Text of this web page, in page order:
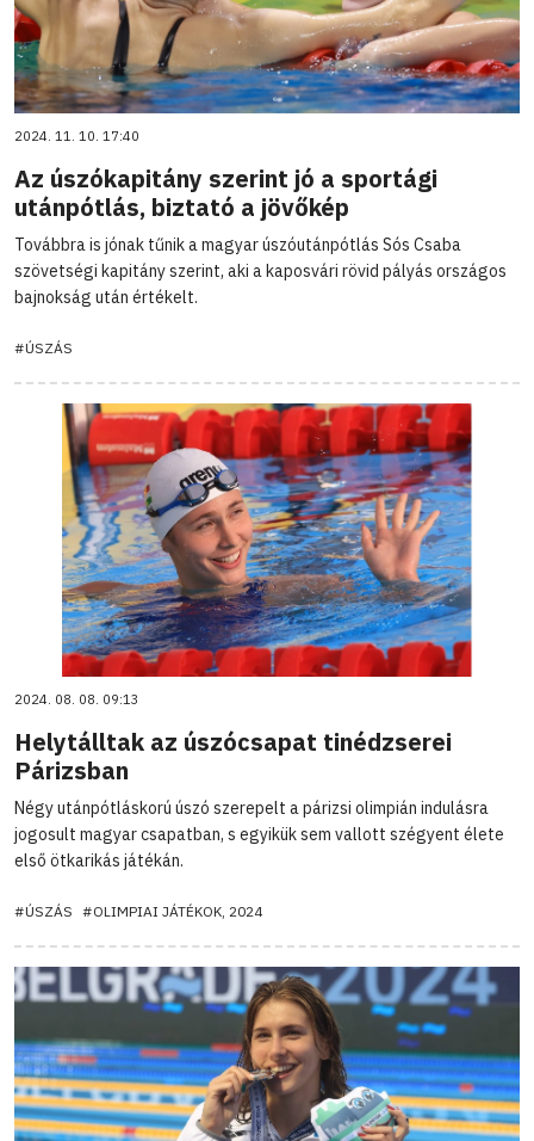
2024. 11. 10. 17:40
Az úszókapitány szerint jó a sportági
utánpótlás, biztató a jövőkép
Továbbra is jónak tűnik a magyar úszóutánpótlás Sós Csaba
szövetségi kapitány szerint, aki a kaposvári rövid pályás országos
bajnokság után értékelt.
#ÚSZÁS
2024. 08. 08. 09:13
Helytálltak az úszócsapat tinédzserei
Párizsban
Négy utánpótláskorú úszó szerepelt a párizsi olimpián indulásra
jogosult magyar csapatban, s egyikük sem vallott szégyent élete
első ötkarikás játékán.
#ÚSZÁS #OLIMPIAI JÁTÉKOK, 2024